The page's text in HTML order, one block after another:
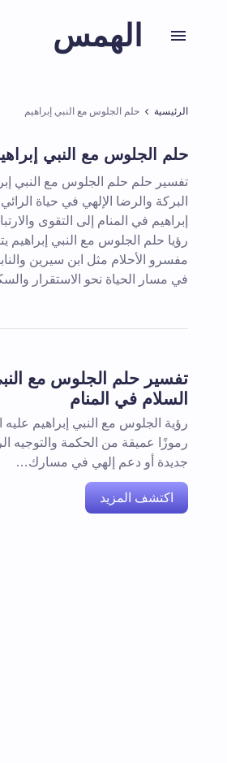
الهمس
الرئيسية حلم الجلوس مع النبي إبراهيم
حلم الجلوس مع النبي
تفسير حلم حلم الجلوس مع النبي
البركة والرضا الإلهي في حياة
إبراهيم في المنام إلى التقوى
رؤيا حلم الجلوس مع النبي إبراهيم
مفسرو الأحلام مثل ابن سيرين
في مسار الحياة نحو الاستقرار
تفسير حلم الجلوس مع
السلام في المنام
رؤية الجلوس مع النبي إبراهيم
رموزًا عميقة من الحكمة والتوجيه
جديدة أو دعم إلهي في مسارك…
اكتشف المزيد